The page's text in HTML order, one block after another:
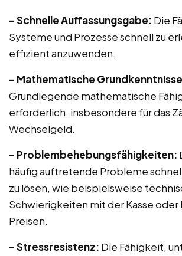
– Schnelle Auffassungsgabe: Die
Systeme und Prozesse schnell zu
effizient anzuwenden.
– Mathematische
Grundlegende mathematische
erforderlich, insbesondere für das
Wechselgeld.
– Problembehebungsfähigkeiten:
häufig auftretende Probleme
zu lösen, wie beispielsweise
Schwierigkeiten mit der Kasse oder
Preisen.
– Stressresistenz: Die Fähigkeit,